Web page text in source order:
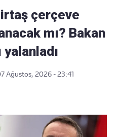
çerçeve
mı? Bakan
Ağustos, 2026 - 23:41